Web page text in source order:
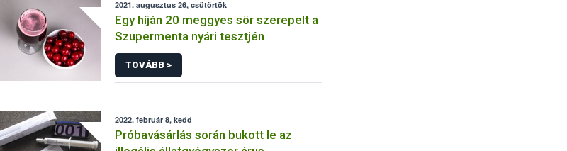
2021. augusztus 26, csütörtök
Egy híján 20 meggyes sör szerepelt a
Szupermenta nyári tesztjén
TOVÁBB >
2022. február 8, kedd
Próbavásárlás során bukott le az